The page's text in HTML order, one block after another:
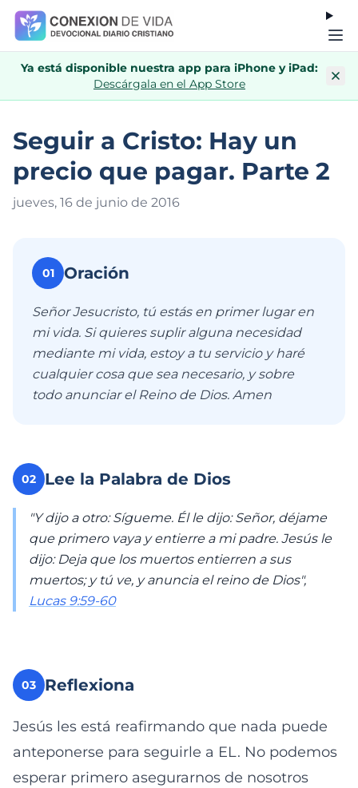
Ya está disponible nuestra app para iPhone y iPad:
Descárgala en el App Store
Seguir a Cristo: Hay un
precio que pagar. Parte 2
jueves, 16 de junio de 2016
01 Oración
Señor Jesucristo, tú estás en primer lugar en
mi vida. Si quieres suplir alguna necesidad
mediante mi vida, estoy a tu servicio y haré
cualquier cosa que sea necesario, y sobre
todo anunciar el Reino de Dios. Amen
02 Lee la Palabra de Dios
"Y dijo a otro: Sígueme. Él le dijo: Señor, déjame
que primero vaya y entierre a mi padre. Jesús le
dijo: Deja que los muertos entierren a sus
muertos; y tú ve, y anuncia el reino de Dios",
Lucas 9:59-60
03 Reflexiona
Jesús les está reafirmando que nada puede
anteponerse para seguirle a EL. No podemos
esperar primero asegurarnos de nosotros